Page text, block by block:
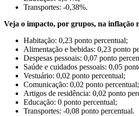
Transportes: -0,38%.
Veja o impacto, por grupos, na inflação
Habitação: 0,23 ponto percentual;
Alimentação e bebidas: 0,23 ponto
Despesas pessoais: 0,07 ponto
Saúde e cuidados pessoais: 0,05
Vestuário: 0,02 ponto percentual;
Comunicação: 0,02 ponto percentual;
Artigos de residência: 0,02 ponto
Educação: 0 ponto percentual;
Transportes: -0,08 ponto percentual.